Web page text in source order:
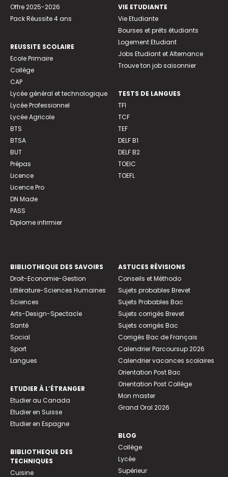
Offre 2025-2026
Pack Réussite 4 ans
REUSSITE SCOLAIRE
Ecole Primaire
Collège
CAP
Lycée général et technologique
Lycée Professionnel
Lycée Agricole
BTS
BTSA
BUT
Prépas
Licence
Licence Pro
DN Made
PASS
Diplome infirmier
VIE ETUDIANTE
Vie Etudiante
Bourses et prêts étudiants
Logement Etudiant
Jobs Etudiant et Alternance
Trouve ton job saisonnier
TESTS DE LANGUES
TFI
TCF
TEF
DELF B1
DELF B2
TOEIC
TOEFL
BIBLIOTHEQUE DES SAVOIRS
Droit-Economie-Gestion
Littérature-Sciences Humaines
Sciences
Arts-Design-Spectacle
Santé
Social
Sport
Langues
ETUDIER À L’ÉTRANGER
Etudier au Canada
Etudier en Suisse
Etudier en Espagne
BIBLIOTHEQUE DES
TECHNIQUES
Cuisine
ASTUCES RÉVISIONS
Conseils et Méthodo
Sujets probables Brevet
Sujets Probables Bac
Sujets corrigés Brevet
Sujets corrigés Bac
Corrigés Bac de Français
Calendrier Parcoursup 2026
Calendrier vacances scolaires
Orientation Post Bac
Orientation Post Collège
Mon master
Grand Oral 2026
BLOG
Collège
Lycée
Supérieur